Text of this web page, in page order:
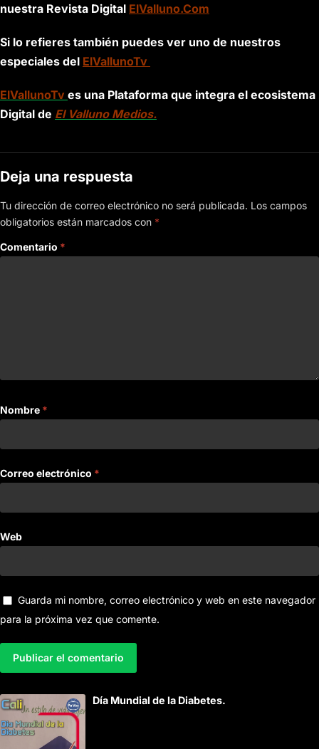
nuestra Revista Digital ElValluno.Com
Si lo refieres también puedes ver uno de nuestros
especiales del ElVallunoTv
ElVallunoTv es una Plataforma que integra el ecosistema
Digital de El Valluno Medios.
Deja una respuesta
Tu dirección de correo electrónico no será publicada. Los campos
obligatorios están marcados con *
Comentario *
Nombre *
Correo electrónico *
Web
Guarda mi nombre, correo electrónico y web en este navegador
para la próxima vez que comente.
l
t
Día Mundial de la Diabetes.